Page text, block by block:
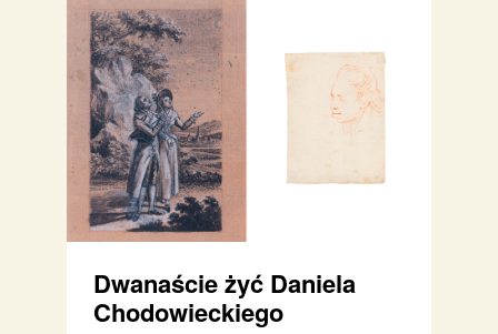
Dwanaście żyć Daniela
Chodowieckiego